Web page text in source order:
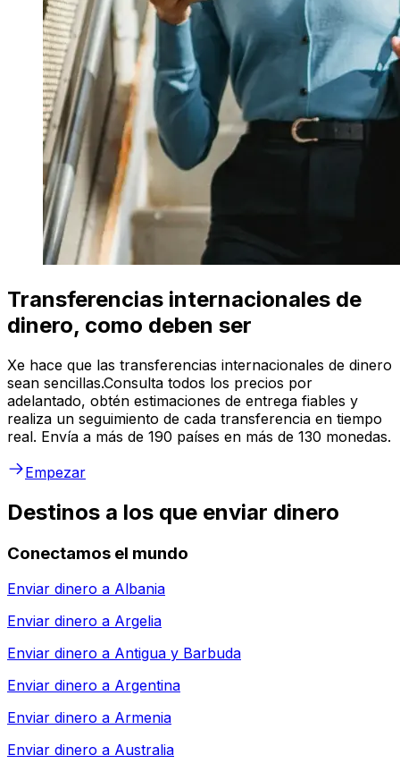
Transferencias internacionales de
dinero, como deben ser
Xe hace que las transferencias internacionales de dinero
sean sencillas.Consulta todos los precios por
adelantado, obtén estimaciones de entrega fiables y
realiza un seguimiento de cada transferencia en tiempo
real. Envía a más de 190 países en más de 130 monedas.
Empezar
Destinos a los que enviar dinero
Conectamos el mundo
Enviar dinero a Albania
Enviar dinero a Argelia
Enviar dinero a Antigua y Barbuda
Enviar dinero a Argentina
Enviar dinero a Armenia
Enviar dinero a Australia